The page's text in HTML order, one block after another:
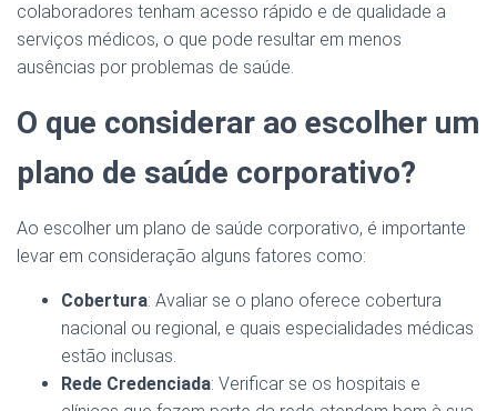
colaboradores tenham acesso rápido e de qualidade a
serviços médicos, o que pode resultar em menos
ausências por problemas de saúde.
O que considerar ao escolher um
plano de saúde corporativo?
Ao escolher um plano de saúde corporativo, é importante
levar em consideração alguns fatores como:
Cobertura: Avaliar se o plano oferece cobertura
nacional ou regional, e quais especialidades médicas
estão inclusas.
Rede Credenciada: Verificar se os hospitais e